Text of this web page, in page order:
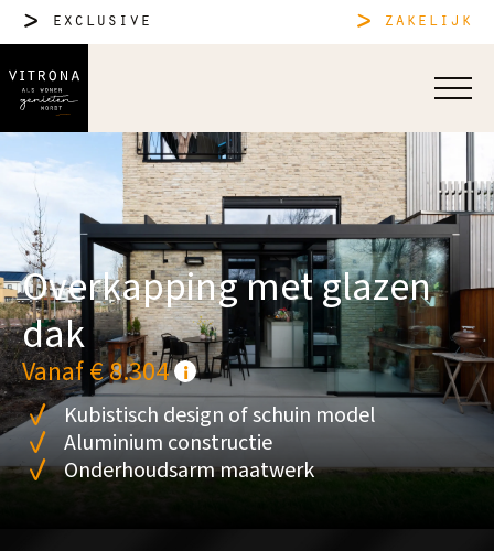
exclusive zakelijk
Overkapping met glazen
dak
Vanaf € 8.304
Kubistisch design of schuin model
Aluminium constructie
Onderhoudsarm maatwerk